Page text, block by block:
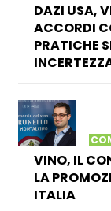
DAZI USA,
ACCORDI
PRATICHE
VINO, IL
LA
ITALIA